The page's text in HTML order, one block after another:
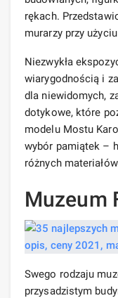
rękach.
murarzy przy
Niezwykła
wiarygodnością i
dla niewidomych,
dotykowe, które
modelu Mostu
wybór pamiątek –
różnych
Muzeum
Swego rodzaju
przysadzistym